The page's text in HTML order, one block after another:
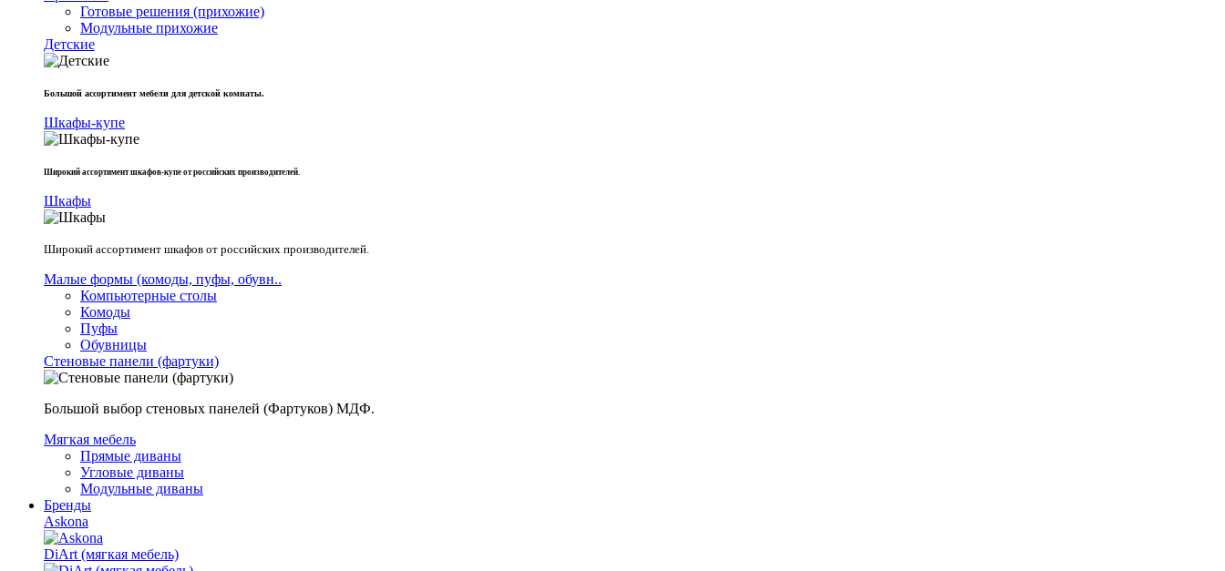
Готовые решения (прихожие)
Модульные прихожие
Детские
Большой ассортимент мебели для детской комнаты.
Шкафы-купе
Широкий ассортимент шкафов-купе от российских производителей.
Шкафы
Широкий ассортимент шкафов от российских производителей.
Малые формы (комоды, пуфы, обувн..
Компьютерные столы
Комоды
Пуфы
Обувницы
Стеновые панели (фартуки)
Большой выбор стеновых панелей (Фартуков) МДФ.
Мягкая мебель
Прямые диваны
Угловые диваны
Модульные диваны
Бренды
Askona
DiArt (мягкая мебель)